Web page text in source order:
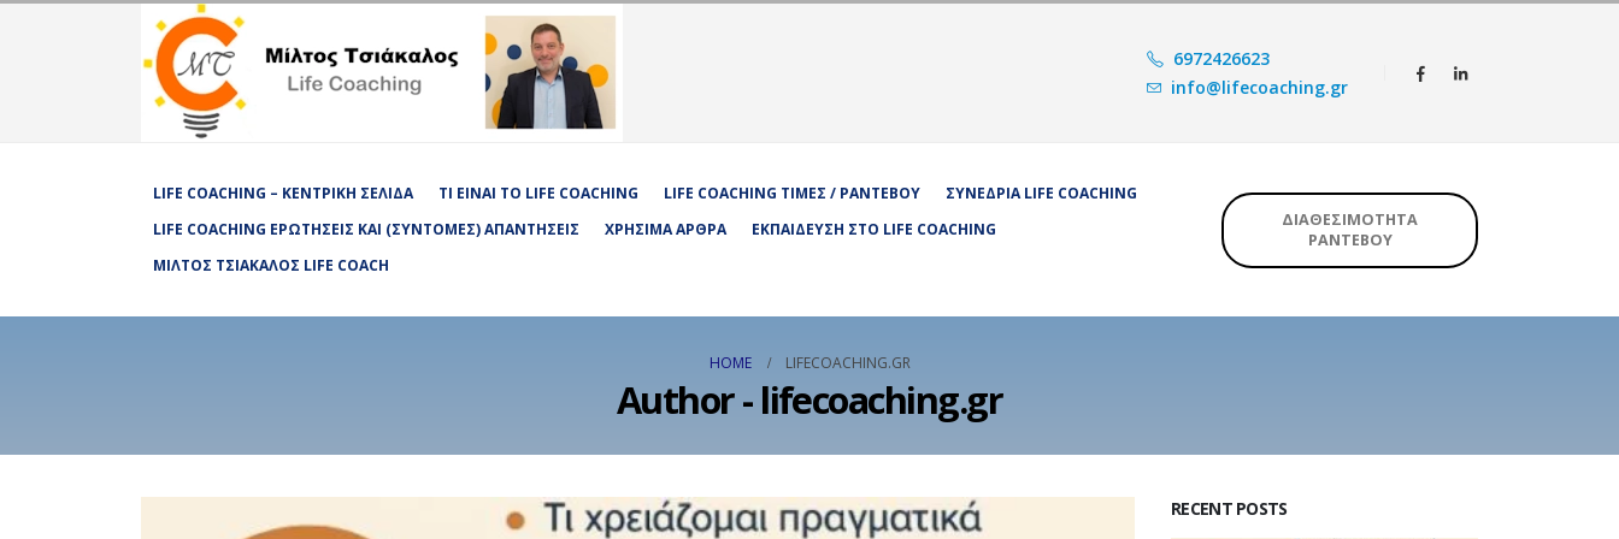
6972426623
info@lifecoaching.gr
LIFE COACHING – ΚΕΝΤΡΙΚΉ ΣΕΛΊΔΑ ΤΙ ΕΊΝΑΙ ΤΟ LIFE COACHING LIFE COACHING ΤΙΜΈΣ / ΡΑΝΤΕΒΟΎ
ΣΥΝΕΔΡΊΑ LIFE COACHING
LIFE COACHING ΕΡΩΤΉΣΕΙΣ ΚΑΙ (ΣΎΝΤΟΜΕΣ) ΑΠΑΝΤΉΣΕΙΣ
ΧΡΉΣΙΜΑ ΆΡΘΡΑ
ΕΚΠΑΊΔΕΥΣΗ ΣΤΟ LIFE COACHING
ΜΊΛΤΟΣ ΤΣΙΆΚΑΛΟΣ LIFE COACH
ΔΙΑΘΕΣΙΜΟΤΗΤΑ
ΡΑΝΤΕΒΟΥ
HOME LIFECOACHING.GR
Author - lifecoaching.gr
RECENT POSTS